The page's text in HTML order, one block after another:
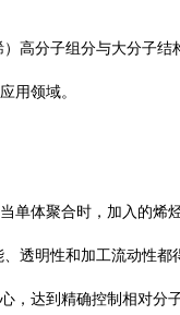
）高分子组分与大分子
用领域。
单体聚合时，加入的烯
、透明性和加工流动性都
，达到精确控制相对分